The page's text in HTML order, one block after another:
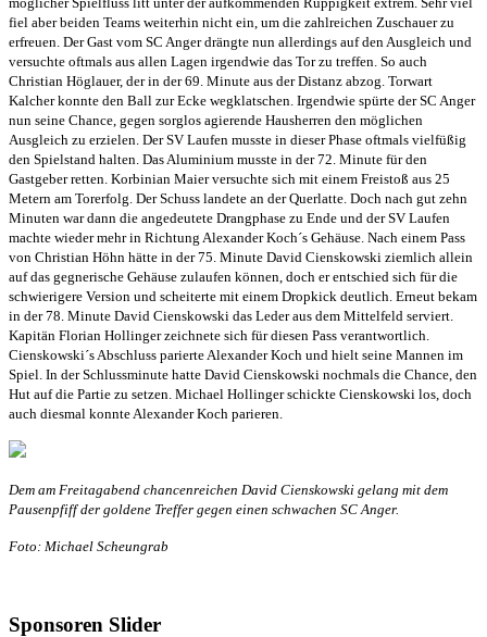
fiel aber beiden Teams weiterhin nicht ein, um die zahlreichen Zuschauer zu
erfreuen. Der Gast vom SC Anger drängte nun allerdings auf den Ausgleich und
versuchte oftmals aus allen Lagen irgendwie das Tor zu treffen. So auch
Christian Höglauer, der in der 69. Minute aus der Distanz abzog. Torwart
Kalcher konnte den Ball zur Ecke wegklatschen. Irgendwie spürte der SC Anger
nun seine Chance, gegen sorglos agierende Hausherren den möglichen
Ausgleich zu erzielen. Der SV Laufen musste in dieser Phase oftmals vielfüßig
den Spielstand halten. Das Aluminium musste in der 72. Minute für den
Gastgeber retten. Korbinian Maier versuchte sich mit einem Freistoß aus 25
Metern am Torerfolg. Der Schuss landete an der Querlatte. Doch nach gut zehn
Minuten war dann die angedeutete Drangphase zu Ende und der SV Laufen
machte wieder mehr in Richtung Alexander Koch´s Gehäuse. Nach einem Pass
von Christian Höhn hätte in der 75. Minute David Cienskowski ziemlich allein
auf das gegnerische Gehäuse zulaufen können, doch er entschied sich für die
schwierigere Version und scheiterte mit einem Dropkick deutlich. Erneut bekam
in der 78. Minute David Cienskowski das Leder aus dem Mittelfeld serviert.
Kapitän Florian Hollinger zeichnete sich für diesen Pass verantwortlich.
Cienskowski´s Abschluss parierte Alexander Koch und hielt seine Mannen im
Spiel. In der Schlussminute hatte David Cienskowski nochmals die Chance, den
Hut auf die Partie zu setzen. Michael Hollinger schickte Cienskowski los, doch
auch diesmal konnte Alexander Koch parieren.
Dem am Freitagabend chancenreichen David Cienskowski gelang mit dem
Pausenpfiff der goldene Treffer gegen einen schwachen SC Anger.
Foto: Michael Scheungrab
Sponsoren Slider